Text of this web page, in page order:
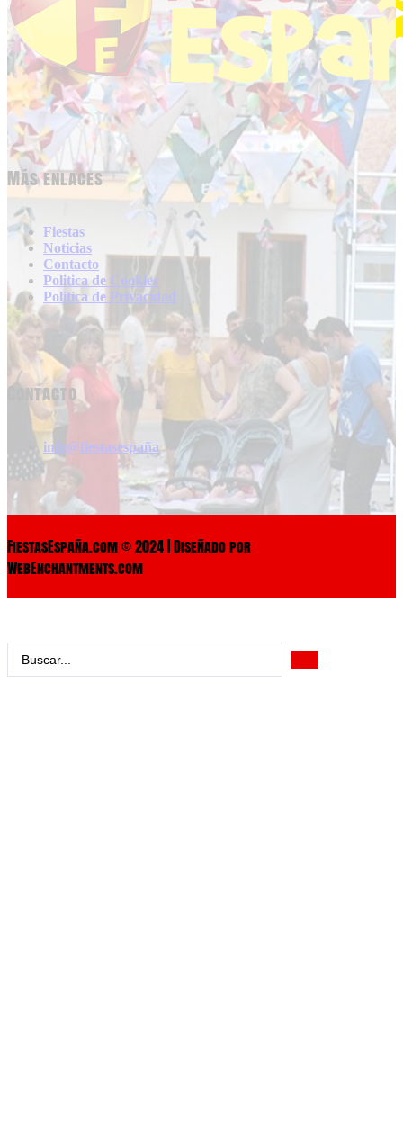
Más enlaces
Fiestas
Noticias
Contacto
Politica de Cookies
Politica de Privacidad
Contacto
info@fiestasespaña
FiestasEspaña.com © 2024 | Diseñado por
WebEnchantments.com